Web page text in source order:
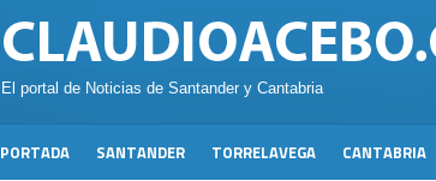
El portal de Noticias de Santander y Cantabria
PORTADA SANTANDER TORRELAVEGA CANTABRIA